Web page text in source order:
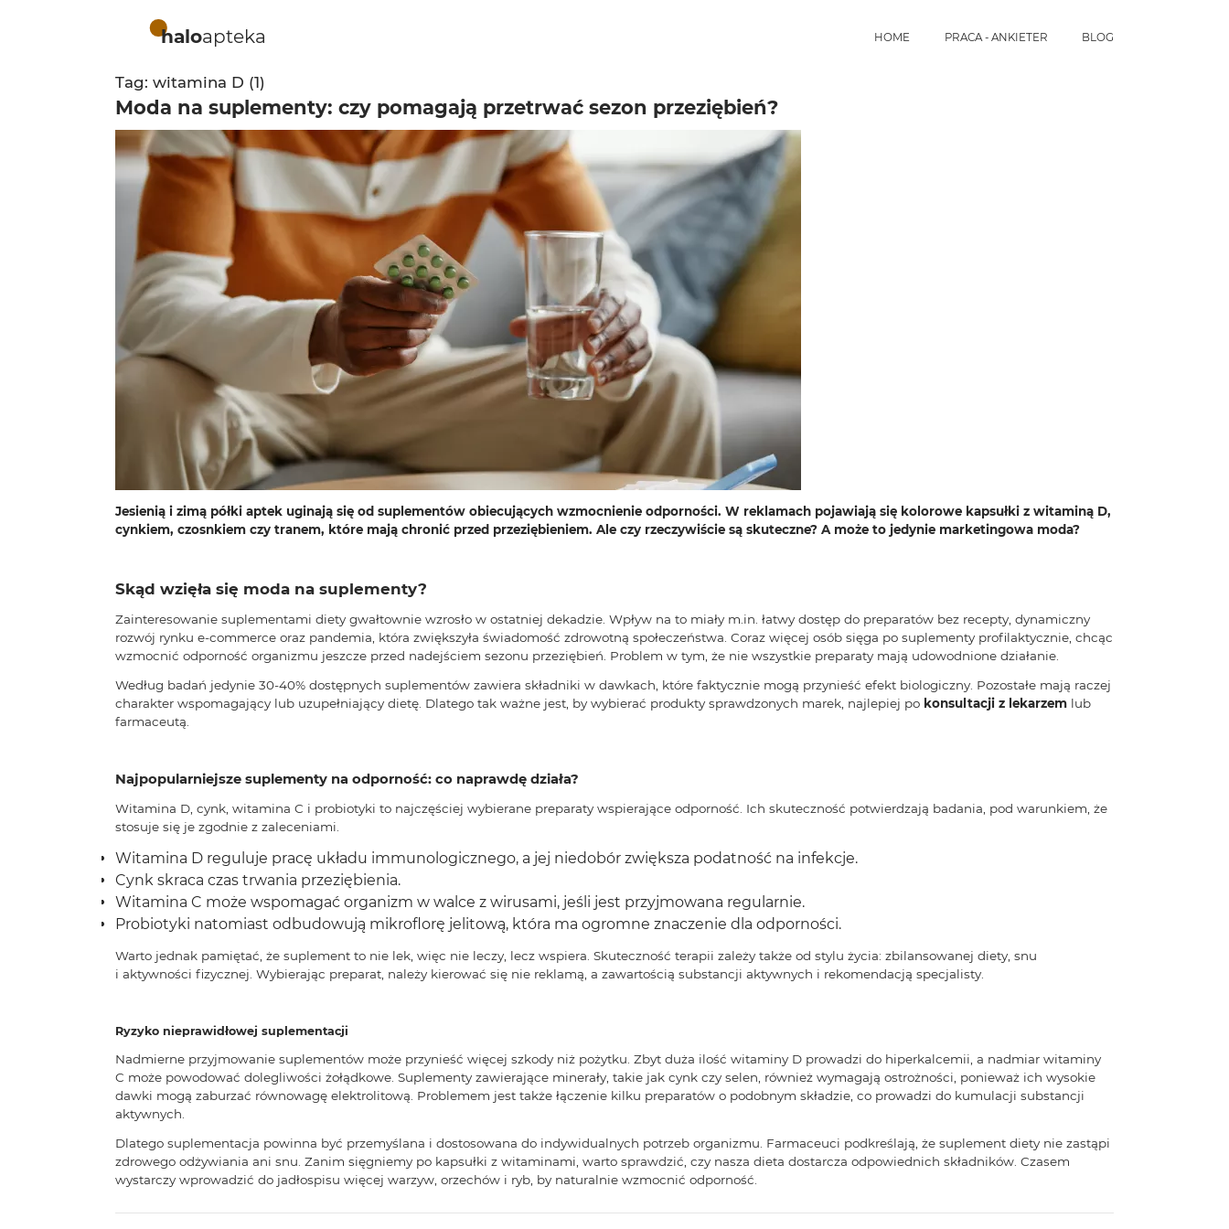
haloapteka HOME PRACA - ANKIETER BLOG
Tag: witamina D (1)
Moda na suplementy: czy pomagają przetrwać sezon przeziębień?
Jesienią i zimą półki aptek uginają się od suplementów obiecujących wzmocnienie odporności. W reklamach pojawiają się kolorowe kapsułki z witaminą D,
cynkiem, czosnkiem czy tranem, które mają chronić przed przeziębieniem. Ale czy rzeczywiście są skuteczne? A może to jedynie marketingowa moda?
Skąd wzięła się moda na suplementy?
Zainteresowanie suplementami diety gwałtownie wzrosło w ostatniej dekadzie. Wpływ na to miały m.in. łatwy dostęp do preparatów bez recepty, dynamiczny
rozwój rynku e-commerce oraz pandemia, która zwiększyła świadomość zdrowotną społeczeństwa. Coraz więcej osób sięga po suplementy profilaktycznie, chcąc
wzmocnić odporność organizmu jeszcze przed nadejściem sezonu przeziębień. Problem w tym, że nie wszystkie preparaty mają udowodnione działanie.
Według badań jedynie 30-40% dostępnych suplementów zawiera składniki w dawkach, które faktycznie mogą przynieść efekt biologiczny. Pozostałe mają raczej
charakter wspomagający lub uzupełniający dietę. Dlatego tak ważne jest, by wybierać produkty sprawdzonych marek, najlepiej po konsultacji z lekarzemlub
farmaceutą.
Najpopularniejsze suplementy na odporność: co naprawdę działa?
Witamina D, cynk, witamina C i probiotyki to najczęściej wybierane preparaty wspierające odporność. Ich skuteczność potwierdzają badania, pod warunkiem, że
stosuje się je zgodnie z zaleceniami.
Witamina D reguluje pracę układu immunologicznego, a jej niedobór zwiększa podatność na infekcje.
Cynk skraca czas trwania przeziębienia.
Witamina C może wspomagać organizm w walce z wirusami, jeśli jest przyjmowana regularnie.
Probiotyki natomiast odbudowują mikroflorę jelitową, która ma ogromne znaczenie dla odporności.
Warto jednak pamiętać, że suplement to nie lek, więc nie leczy, lecz wspiera. Skuteczność terapii zależy także od stylu życia: zbilansowanej diety, snu
i aktywności fizycznej. Wybierając preparat, należy kierować się nie reklamą, a zawartością substancji aktywnych i rekomendacją specjalisty.
Ryzyko nieprawidłowej suplementacji
Nadmierne przyjmowanie suplementów może przynieść więcej szkody niż pożytku. Zbyt duża ilość witaminy D prowadzi do hiperkalcemii, a nadmiar witaminy
C może powodować dolegliwości żołądkowe. Suplementy zawierające minerały, takie jak cynk czy selen, również wymagają ostrożności, ponieważ ich wysokie
dawki mogą zaburzać równowagę elektrolitową. Problemem jest także łączenie kilku preparatów o podobnym składzie, co prowadzi do kumulacji substancji
aktywnych.
Dlatego suplementacja powinna być przemyślana i dostosowana do indywidualnych potrzeb organizmu. Farmaceuci podkreślają, że suplement diety nie zastąpi
zdrowego odżywiania ani snu. Zanim sięgniemy po kapsułki z witaminami, warto sprawdzić, czy nasza dieta dostarcza odpowiednich składników. Czasem
wystarczy wprowadzić do jadłospisu więcej warzyw, orzechów i ryb, by naturalnie wzmocnić odporność.